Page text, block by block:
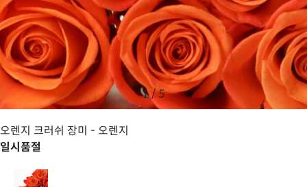
1/5
오렌지 크러쉬 장미 - 오렌지
일시품절